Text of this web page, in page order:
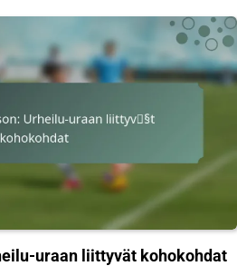
uraan liittyvät kohokohdat